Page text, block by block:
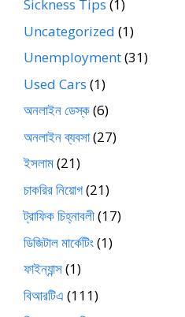
Sickness Tips (1)
Uncategorized (1)
Unemployment(31)
Used Cars (1)
অনলাইন ডেস্ক(6)
অনলাইন ব্যবসা(27)
ইসলাম(21)
চাকরির নিয়োগ(21)
ট্রাফিক চিহ্নাবলী(17)
ডিজিটাল মার্কেটিং(1)
ফাইন্যান্স(1)
বিআরটিএ (111)